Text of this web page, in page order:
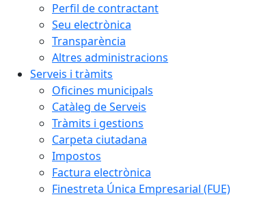
Perfil de contractant
Seu electrònica
Transparència
Altres administracions
Serveis i tràmits
Oficines municipals
Catàleg de Serveis
Tràmits i gestions
Carpeta ciutadana
Impostos
Factura electrònica
Finestreta Única Empresarial (FUE)